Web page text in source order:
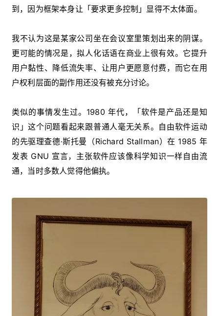
到，因为框架本身让「要求更多控制」显得不太体面。
我不认为这是某家公司坐在会议室里策划出来的阴谋。
更可能的情况是，拟人化话语在商业上很有效。它提升
用户黏性、降低流失率、让用户更愿意付费，而它在用
户权利层面的副作用还没有被充分讨论。
类似的事情发生过。1980 年代，「软件是产品还是知
识」这个问题看起来跟普通人毫无关系。自由软件运动
的先驱理查德·斯托曼（Richard Stallman）在 1985 年
发表 GNU 宣言，主张软件应该像科学知识一样自由流
通，当时多数人觉得他偏执。